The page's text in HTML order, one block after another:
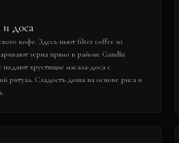
и доса
кофе. Здесь пьют filter coffee из
зерна прямо в районе Gandhi
подают хрустящие масала-доса с
ритуал. Сладость доша на основе риса и